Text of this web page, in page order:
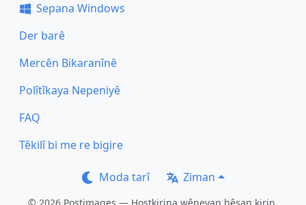
Sepana Windows
Der barê
Mercên Bikaranînê
Polîtîkaya Nepeniyê
FAQ
Têkilî bi me re bigire
Moda tarî Ziman